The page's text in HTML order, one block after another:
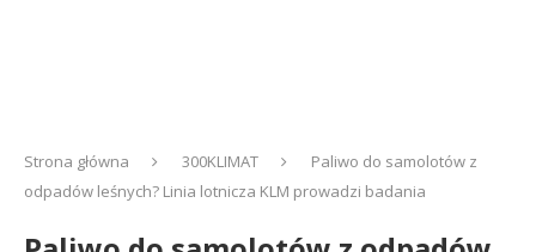
Strona główna 300KLIMAT
Paliwo do samolotów z
odpadów leśnych? Linia lotnicza KLM prowadzi badania